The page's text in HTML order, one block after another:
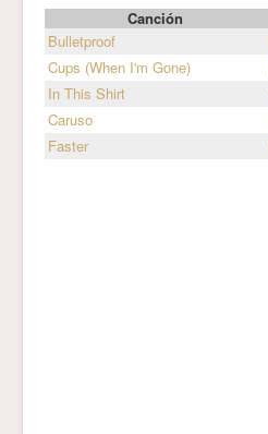
Canción
Bulletproof
Cups (When I'm Gone)
In This Shirt
Caruso
Faster